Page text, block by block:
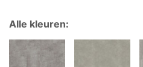
Alle kleuren: